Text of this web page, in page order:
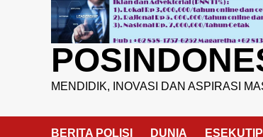
MENDIDIK, INOVASI DAN ASPIRASI
BERITA POLISI DUNIA ESEKUTIP